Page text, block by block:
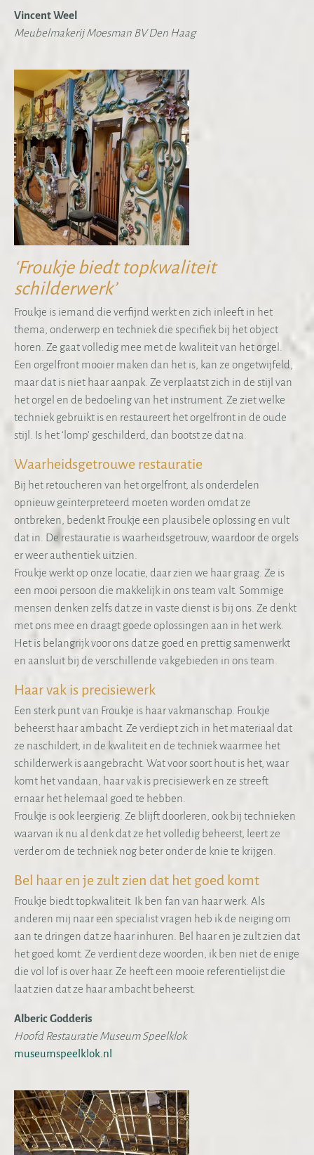
Vincent Weel
Meubelmakerij Moesman BV Den Haag
‘Froukje biedt topkwaliteit
schilderwerk’
Froukje is iemand die verfijnd werkt en zich inleeft in het
thema, onderwerp en techniek die specifiek bij het object
horen. Ze gaat volledig mee met de kwaliteit van het orgel.
Een orgelfront mooier maken dan het is, kan ze ongetwijfeld,
maar dat is niet haar aanpak. Ze verplaatst zich in de stijl van
het orgel en de bedoeling van het instrument. Ze ziet welke
techniek gebruikt is en restaureert het orgelfront in de oude
stijl. Is het ‘lomp’ geschilderd, dan bootst ze dat na.
Waarheidsgetrouwe restauratie
Bij het retoucheren van het orgelfront, als onderdelen
opnieuw geïnterpreteerd moeten worden omdat ze
ontbreken, bedenkt Froukje een plausibele oplossing en vult
dat in. De restauratie is waarheidsgetrouw, waardoor de orgels
er weer authentiek uitzien.
Froukje werkt op onze locatie, daar zien we haar graag. Ze is
een mooi persoon die makkelijk in ons team valt. Sommige
mensen denken zelfs dat ze in vaste dienst is bij ons. Ze denkt
met ons mee en draagt goede oplossingen aan in het werk.
Het is belangrijk voor ons dat ze goed en prettig samenwerkt
en aansluit bij de verschillende vakgebieden in ons team.
Haar vak is precisiewerk
Een sterk punt van Froukje is haar vakmanschap. Froukje
beheerst haar ambacht. Ze verdiept zich in het materiaal dat
ze naschildert, in de kwaliteit en de techniek waarmee het
schilderwerk is aangebracht. Wat voor soort hout is het, waar
komt het vandaan, haar vak is precisiewerk en ze streeft
ernaar het helemaal goed te hebben.
Froukje is ook leergierig. Ze blijft doorleren, ook bij technieken
waarvan ik nu al denk dat ze het volledig beheerst, leert ze
verder om de techniek nog beter onder de knie te krijgen.
Bel haar en je zult zien dat het goed komt
Froukje biedt topkwaliteit. Ik ben fan van haar werk. Als
anderen mij naar een specialist vragen heb ik de neiging om
aan te dringen dat ze haar inhuren. Bel haar en je zult zien dat
het goed komt. Ze verdient deze woorden, ik ben niet de enige
die vol lof is over haar. Ze heeft een mooie referentielijst die
laat zien dat ze haar ambacht beheerst.
Alberic Godderis
Hoofd Restauratie Museum Speelklok
museumspeelklok.nl